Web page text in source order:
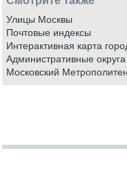
Улицы Москвы
Почтовые индексы
Интерактивная карта
Административные
Московский Метрополитен